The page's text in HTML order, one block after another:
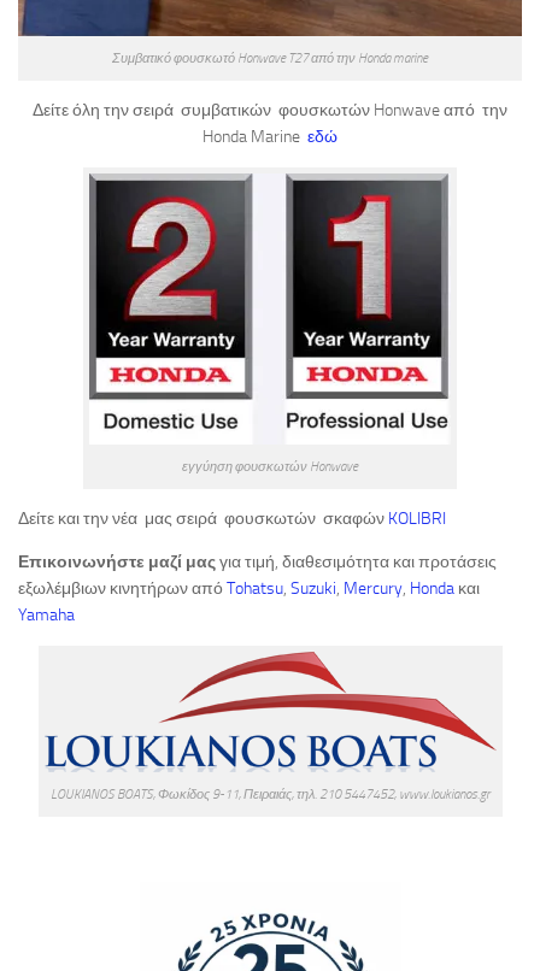
Συμβατικό φουσκωτό Honwave T27 από την Honda marine
Δείτε όλη την σειρά συμβατικών φουσκωτών Honwave από την
Honda Marine εδώ
εγγύηση φουσκωτών Honwave
Δείτε και την νέα μας σειρά φουσκωτών σκαφών KOLIBRI
Επικοινωνήστε μαζί μαςγια τιμή, διαθεσιμότητα και προτάσεις
εξωλέμβιων κινητήρων απόTohatsu, Suzuki, Mercury, Honda και
Yamaha
LOUKIANOS BOATS, Φωκίδος 9-11, Πειραιάς, τηλ. 210 5447452, www.loukianos.gr